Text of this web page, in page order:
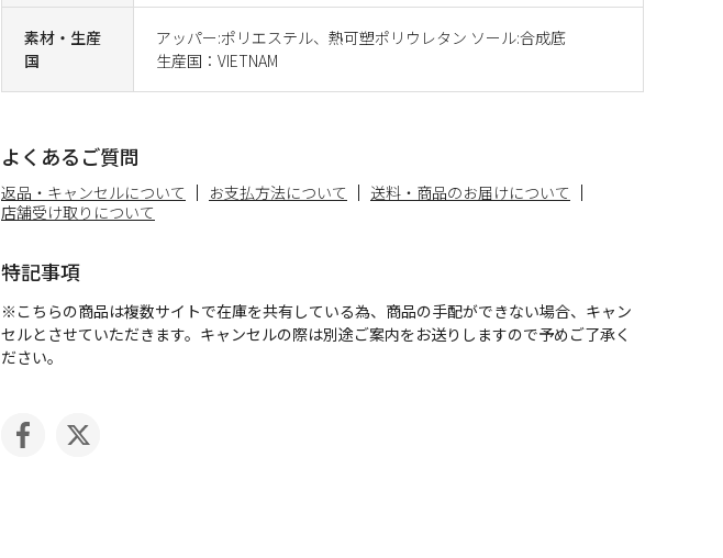
素材・生産
国
アッパー:ポリエステル、熱可塑ポリウレタン ソール:合成底
生産国：VIETNAM
よくあるご質問
返品・キャンセルについて お支払方法について
送料・商品のお届けについて
店舗受け取りについて
特記事項
※こちらの商品は複数サイトで在庫を共有している為、商品の手配ができない場合、キャン
セルとさせていただきます。キャンセルの際は別途ご案内をお送りしますので予めご了承く
ださい。